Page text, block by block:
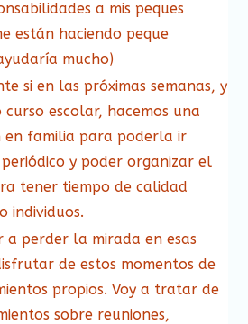
a mis peques
están haciendo peque
mucho)
si en las próximas semanas, y
escolar, hacemos una
en familia para poderla ir
y poder organizar el
tener tiempo de calidad
individuos.
perder la mirada en esas
de estos momentos de
propios. Voy a tratar de
sobre reuniones,